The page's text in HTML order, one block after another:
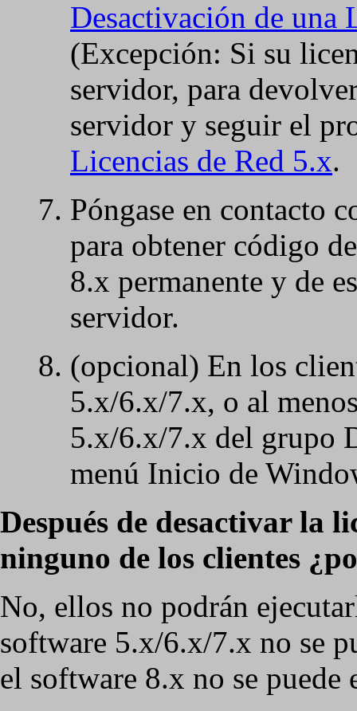
Desactivación de una
(Excepción: Si su
servidor, para
servidor y seguir el
Licencias de Red 5.x.
Póngase en contacto
para obtener código
8.x permanente y de
servidor.
(opcional) En los
5.x/6.x/7.x, o al
5.x/6.x/7.x del grupo
menú Inicio de
Después de desactivar la
ninguno de los clientes
No, ellos no podrán
software 5.x/6.x/7.x no se
el software 8.x no se